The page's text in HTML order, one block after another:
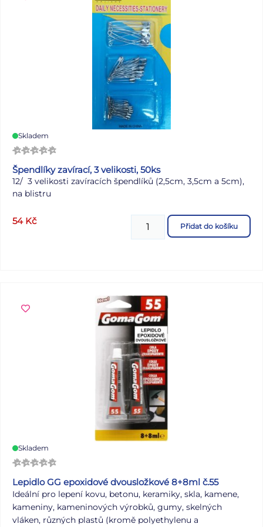
5 barev dle skladové zásoby. Uvedená cena je za 1 ks.
Skladem
Špendlíky zavírací, 3 velikosti, 50ks
12/ 3 velikosti zavíracích špendlíků (2,5cm, 3,5cm a 5cm),
na blistru
54 Kč Přidat do košíku
Skladem
Lepidlo GG epoxidové dvousložkové 8+8ml č.55
Ideální pro lepení kovu, betonu, keramiky, skla, kamene,
kameniny, kameninových výrobků, gumy, skelných
vláken, různých plastů (kromě polyethylenu a